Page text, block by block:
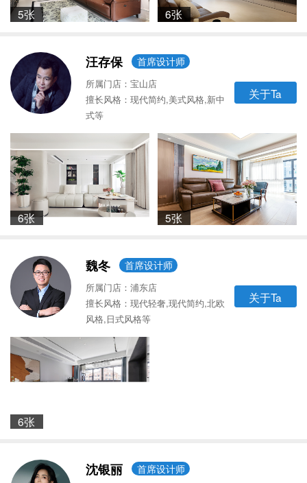
5张 6张
汪存保 首席设计师
所属门店：宝山店
擅长风格：现代简约,美式风格,新中
式等
关于Ta
6张 5张
魏冬 首席设计师
所属门店：浦东店
擅长风格：现代轻奢,现代简约,北欧
风格,日式风格等
关于Ta
6张
沈银丽 首席设计师